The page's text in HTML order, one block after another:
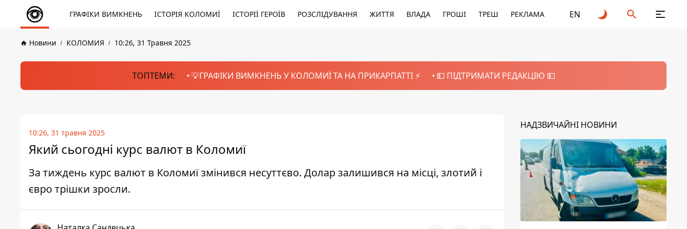
ГРАФІКИ ВИМКНЕНЬ ІСТОРІЯ КОЛОМИЇ ІСТОРІЇ ГЕРОЇВ РОЗСЛІДУВАННЯ ЖИТТЯ ВЛАДА ГРОШІ ТРЕШ РЕКЛАМА EN
Новини КОЛОМИЯ 10:26, 31 Травня 2025
ТОПТЕМИ: 💡ГРАФІКИ ВИМКНЕНЬ У КОЛОМИЇ ТА НА ПРИКАРПАТТІ ⚡️ 💵 ПІДТРИМАТИ РЕДАКЦІЮ 💵
10:26, 31 травня 2025
Який сьогодні курс валют в Коломиї
За тиждень курс валют в Коломиї змінився несуттєво. Долар залишився на місці, злотий і
євро трішки зросли.
НАДЗВИЧАЙНІ НОВИНИ